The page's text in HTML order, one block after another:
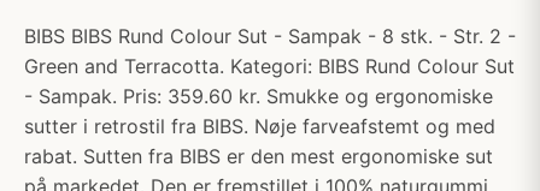
BIBS BIBS Rund Colour Sut - Sampak - 8 stk. - Str. 2 -
Green and Terracotta. Kategori: BIBS Rund Colour Sut
- Sampak. Pris: 359.60 kr. Smukke og ergonomiske
sutter i retrostil fra BIBS. Nøje farveafstemt og med
rabat. Sutten fra BIBS er den mest ergonomiske sut
på markedet. Den er fremstillet i 100% naturgummi